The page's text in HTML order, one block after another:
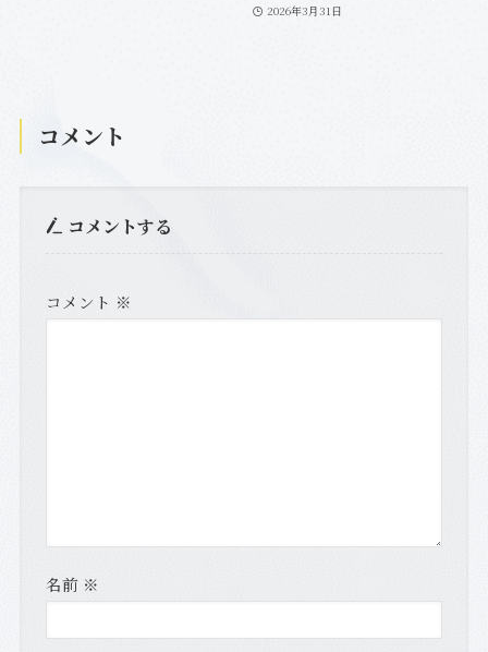
2026年3月31日
コメント
コメントする
コメント ※
名前 ※